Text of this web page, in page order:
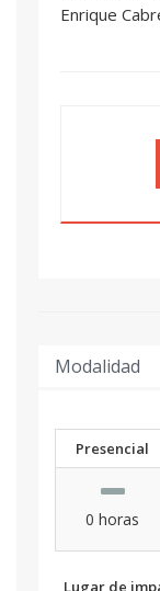
Enrique
Modalidad
Presencial
0 horas
Lugar de